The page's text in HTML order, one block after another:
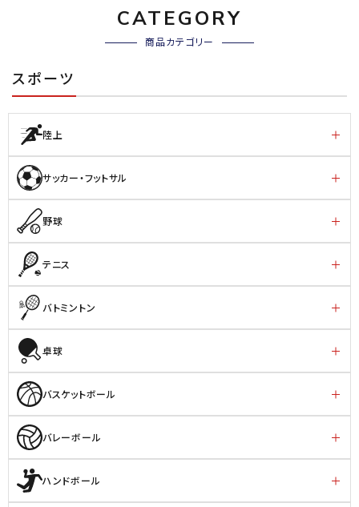
CATEGORY
商品カテゴリー
スポーツ
陸上
サッカー・フットサル
野球
テニス
バトミントン
卓球
バスケットボール
バレーボール
ハンドボール